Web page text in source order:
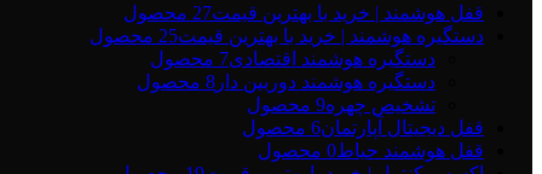
قفل هوشمند | خرید با بهترین قیمت27 محصول
دستگیره هوشمند | خرید با بهترین قیمت25 محصول
دستگیره هوشمند اقتصادی7 محصول
دستگیره هوشمند دوربین دار 8 محصول
تشخیص چهره9 محصول
قفل دیجیتال آپارتمان6 محصول
قفل هوشمند حیاط0 محصول